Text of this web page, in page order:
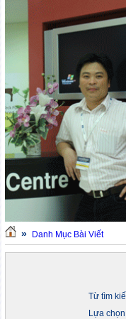
» Danh Mục Bài Viết
Từ tìm
Lựa